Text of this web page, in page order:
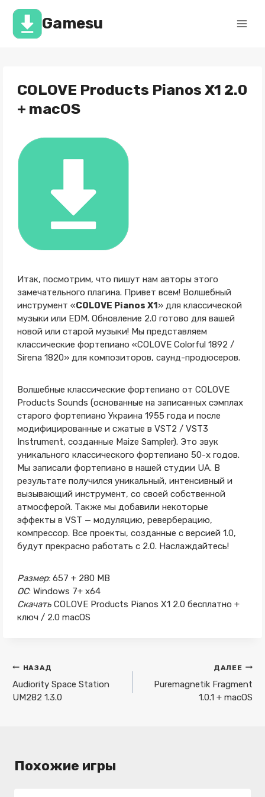
Перейти
содержимомуGamesu
COLOVE Products Pianos X1 2.0
+ macOS
Итак, посмотрим, что пишут нам авторы этого
замечательного плагина. Привет всем! Волшебный
инструмент «COLOVE Pianos X1» для классической
музыки или EDM. Обновление 2.0 готово для вашей
новой или старой музыки! Мы представляем
классические фортепиано «COLOVE Colorful 1892 /
Sirena 1820» для композиторов, саунд-продюсеров.
Волшебные классические фортепиано от COLOVE
Products Sounds (основанные на записанных сэмплах
старого фортепиано Украина 1955 года и после
модифицированные и сжатые в VST2 / VST3
Instrument, созданные Maize Sampler). Это звук
уникального классического фортепиано 50-х годов.
Мы записали фортепиано в нашей студии UA. В
результате получился уникальный, интенсивный и
вызывающий инструмент, со своей собственной
атмосферой. Также мы добавили некоторые
эффекты в VST — модуляцию, реверберацию,
компрессор. Все проекты, созданные с версией 1.0,
будут прекрасно работать с 2.0. Наслаждайтесь!
Размер: 657 + 280 MB
ОС: Windows 7+ x64
Скачать COLOVE Products Pianos X1 2.0 бесплатно +
ключ / 2.0 macOS
Навигация
по
записям
НАЗАД
Audiority Space Station
UM282 1.3.0
ДАЛЕЕ
Puremagnetik Fragment
1.0.1 + macOS
Похожие игры